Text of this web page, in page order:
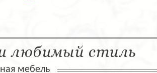
любимый стиль
мебель